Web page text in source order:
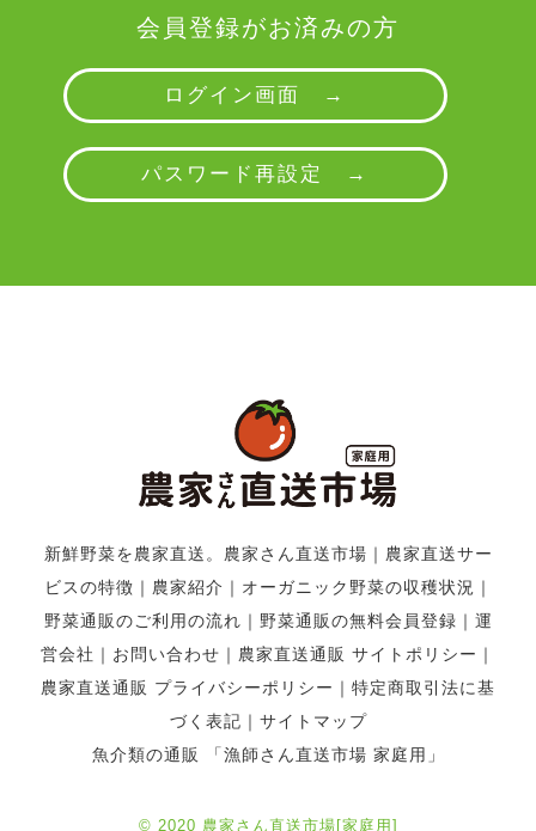
会員登録がお済みの方
ログイン画面 →
パスワード再設定 →
新鮮野菜を農家直送。農家さん直送市場 ｜ 農家直送サー
ビスの特徴 ｜ 農家紹介 ｜ オーガニック野菜の収穫状況 ｜
野菜通販のご利用の流れ ｜ 野菜通販の無料会員登録 ｜ 運
営会社 ｜ お問い合わせ ｜ 農家直送通販 サイトポリシー ｜
農家直送通販 プライバシーポリシー ｜ 特定商取引法に基
づく表記 ｜ サイトマップ
魚介類の通販 「漁師さん直送市場 家庭用」
© 2020 農家さん直送市場[家庭用]